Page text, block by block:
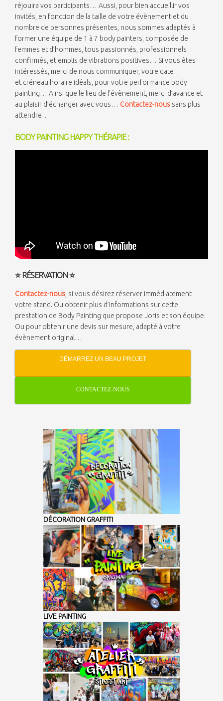
réjouira vos participants… Aussi, pour bien accueillir vos
invités, en fonction de la taille de votre évènement et du
nombre de personnes présentes, nous sommes adaptés à
former une équipe de 1 à 7 body painters, composée de
femmes et d’hommes, tous passionnés, professionnels
confirmés, et emplis de vibrations positives… Si vous êtes
intéressés, merci de nous communiquer, votre date
et créneau horaire idéals, pour votre performance body
painting… Ainsi que le lieu de l’évènement, merci d’avance et
au plaisir d’échanger avec vous… Contactez-nous sans plus
attendre…
BODY PAINTING HAPPY THÉRAPIE :
⭐ RÉSERVATION⭐
Contactez-nous , si vous désirez réserver immédiatement
votre stand. Ou obtenir plus d’informations sur cette
prestation de Body Painting que propose Joris et son équipe.
Ou pour obtenir une devis sur mesure, adapté à votre
évènement original…
DÉMARREZ UN BEAU PROJET
CONTACTEZ-NOUS
DÉCORATION GRAFFITI
LIVE PAINTING